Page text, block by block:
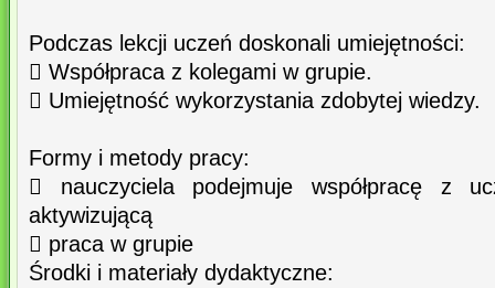
Podczas lekcji uczeń doskonali umiejętności:
 Współpraca z kolegami w grupie.
 Umiejętność wykorzystania zdobytej wiedzy.
Formy i metody pracy:
 nauczyciela podejmuje współpracę z
aktywizującą
 praca w grupie
Środki i materiały dydaktyczne: